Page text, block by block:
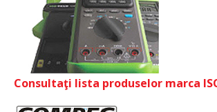
Consultaţi lista produselor marca